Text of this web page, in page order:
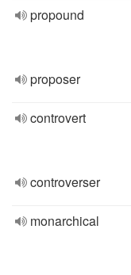
propound
proposer
controvert
controverser
monarchical